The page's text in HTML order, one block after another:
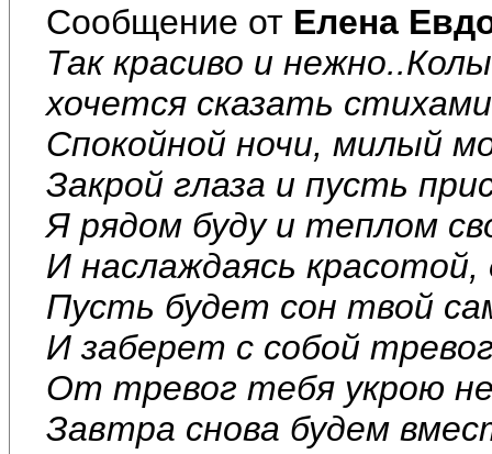
Сообщение от Елена
Так красиво и
хочется сказать
Спокойной ночи, милый
Закрой глаза и пусть
Я рядом буду и теплом
И наслаждаясь
Пусть будет сон твой
И заберет с собой
От тревог тебя укрою
Завтра снова будем